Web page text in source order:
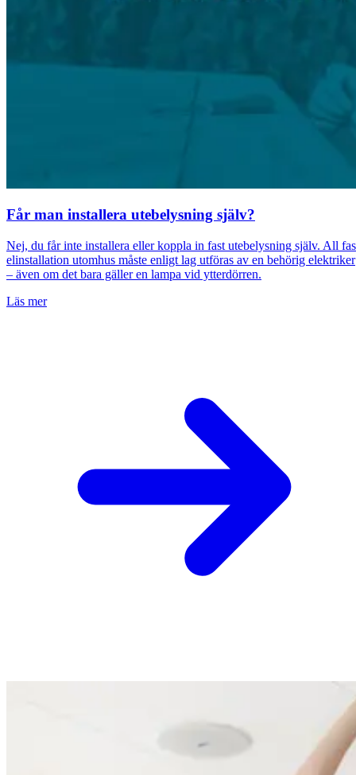
Får man installera utebelysning själv?
Nej, du får inte installera eller koppla in fast utebelysning själv. All
elinstallation utomhus måste enligt lag utföras av en behörig elektriker
– även om det bara gäller en lampa vid ytterdörren.
Läs mer